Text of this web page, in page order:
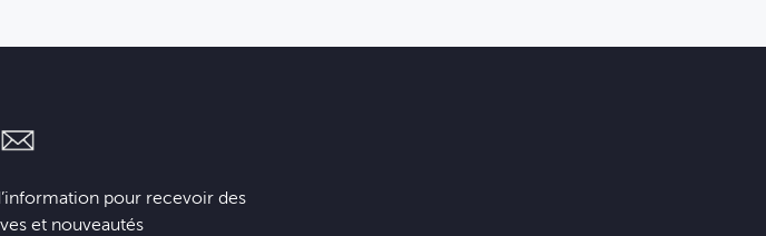
pour recevoir des
et nouveautés